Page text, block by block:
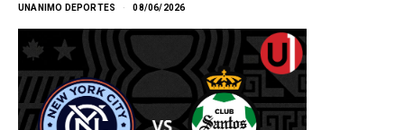
UNANIMO DEPORTES 08/06/2026